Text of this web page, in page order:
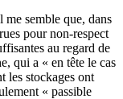
semble que, dans
pour non-respect
au regard de
qui a « en tête le cas
les stockages ont
« passible